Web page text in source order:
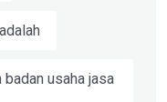
usaha jasa